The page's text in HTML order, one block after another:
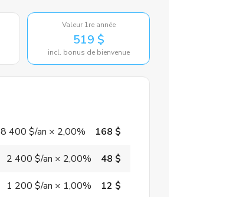
Valeur 1re année
519 $
incl. bonus de bienvenue
8 400 $/an × 2,00% 168 $
2 400 $/an × 2,00% 48 $
1 200 $/an × 1,00% 12 $